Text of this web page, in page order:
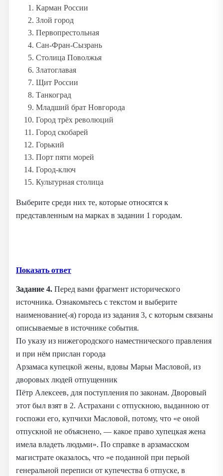
Карман России
Злой город
Первопрестольная
Сан-Фран-Сызрань
Столица Поволжья
Златоглавая
Щит России
Танкоград
Младший брат Новгорода
Город трёх революций
Город скобарей
Горький
Порт пяти морей
Город-ключ
Культурная столица
Выберите среди них те, которые относятся к
представленным на марках в задании 1 городам.
Показать ответ
Задание 4. Перед вами фрагмент исторического
источника. Ознакомьтесь с текстом и выберите
наименование(-я) города из задания 3, с которым связаны
описываемые в источнике события.
По указу из нижегородского наместнического правления
и при нём прислан города
Арзамаса купецкой жены, вдовы Марьи Масловой, из
дворовых людей отпущенник
Пётр Алексеев, для поступления по законам. Дворовый
этот был взят в 2. Астрахани с отпускною, выданною от
госпожи его, купчихи Масловой, потому, что «е оной
отпускной не объяснено, — какое право хупецкая жена
имела владеть людьми». По справке в арзамасском
магистрате оказалось, что «е поданной при перьой
генеральной переписи от купечества 6 отпуске, в